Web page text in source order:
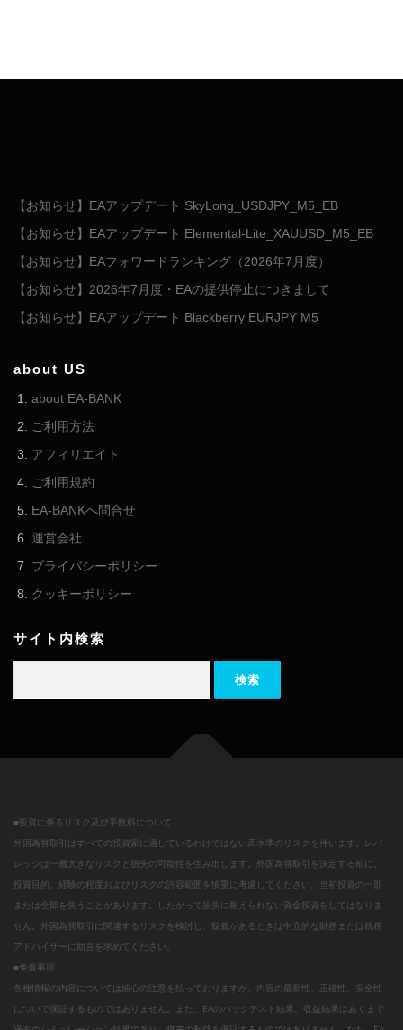
【お知らせ】EAアップデート SkyLong_USDJPY_M5_EB
【お知らせ】EAアップデート Elemental-Lite_XAUUSD_M5_EB
【お知らせ】EAフォワードランキング（2026年7月度）
【お知らせ】2026年7月度・EAの提供停止につきまして
【お知らせ】EAアップデート Blackberry EURJPY M5
about US
about EA-BANK
ご利用方法
アフィリエイト
ご利用規約
EA-BANKへ問合せ
運営会社
プライバシーポリシー
クッキーポリシー
サイト内検索
■投資に係るリスク及び手数料について
外国為替取引はすべての投資家に適しているわけではない高水準のリスクを伴います。レバ
レッジは一層大きなリスクと損失の可能性を生み出します。外国為替取引を決定する前に、
投資目的、経験の程度およびリスクの許容範囲を慎重に考慮してください。当初投資の一部
または全部を失うことがあります。したがって損失に耐えられない資金投資をしてはなりま
せん。外国為替取引に関連するリスクを検討し、疑義があるときは中立的な財務または税務
アドバイザーに助言を求めてください。
■免責事項
各種情報の内容については細心の注意を払っておりますが、内容の最新性、正確性、安全性
について保証するものではありません。また、EAのバックテスト結果、収益結果はあくまで